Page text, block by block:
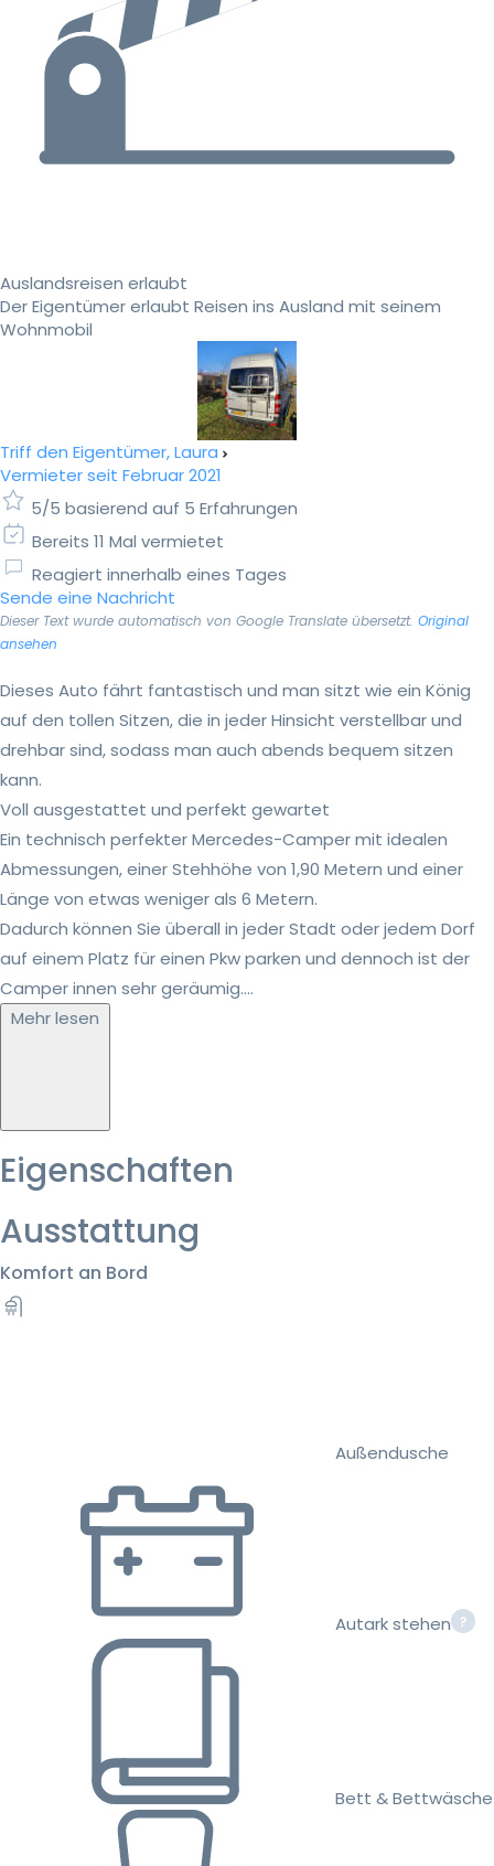
Auslandsreisen erlaubt
Der Eigentümer erlaubt Reisen ins Ausland mit seinem
Wohnmobil
Triff den Eigentümer, Laura
Vermieter seit Februar 2021
5/5 basierend auf 5 Erfahrungen
Bereits 11 Mal vermietet
Reagiert innerhalb eines Tages
Sende eine Nachricht
Dieser Text wurde automatisch von Google Translate übersetzt. Original
ansehen
Dieses Auto fährt fantastisch und man sitzt wie ein König
auf den tollen Sitzen, die in jeder Hinsicht verstellbar und
drehbar sind, sodass man auch abends bequem sitzen
kann.
Voll ausgestattet und perfekt gewartet
Ein technisch perfekter Mercedes-Camper mit idealen
Abmessungen, einer Stehhöhe von 1,90 Metern und einer
Länge von etwas weniger als 6 Metern.
Dadurch können Sie überall in jeder Stadt oder jedem Dorf
auf einem Platz für einen Pkw parken und dennoch ist der
Camper innen sehr geräumig....
Mehr lesen
Eigenschaften
Ausstattung
Komfort an Bord
Außendusche
Autark stehen
Bett & Bettwäsche